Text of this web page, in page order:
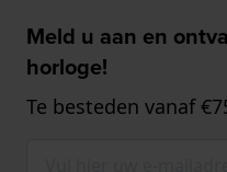
Meld u aan en
horloge!
Te besteden vanaf